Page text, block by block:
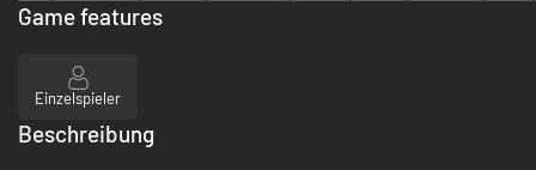
Game features
Einzelspieler
Beschreibung